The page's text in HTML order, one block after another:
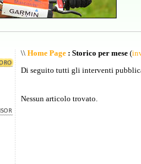
\\ Home Page : Storico per mese (
Di seguito tutti gli interventi
Nessun articolo trovato.